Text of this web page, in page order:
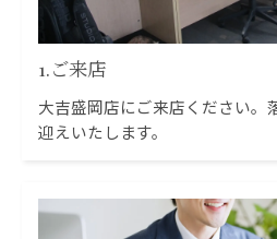
1.ご来店
大吉盛岡店にご来店ください。
迎えいたします。